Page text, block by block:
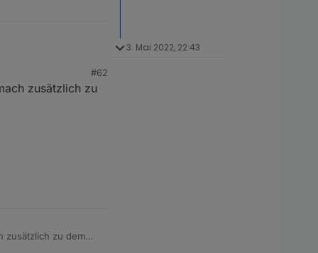
#62
zusätzlich zu
zusätzlich zu dem
3. Mai 2022, 22:43